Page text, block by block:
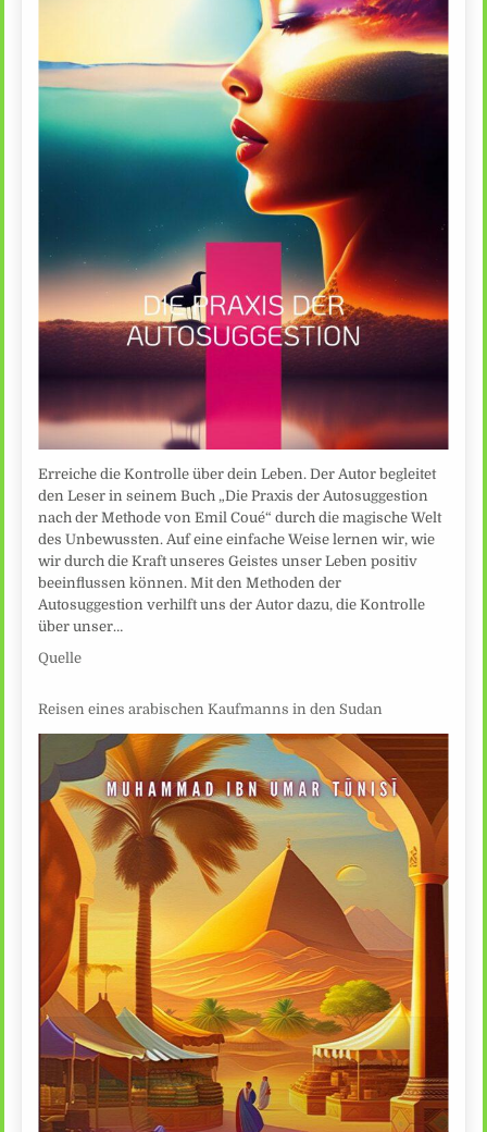
Erreiche die Kontrolle über dein Leben. Der Autor begleitet
den Leser in seinem Buch „Die Praxis der Autosuggestion
nach der Methode von Emil Coué“ durch die magische Welt
des Unbewussten. Auf eine einfache Weise lernen wir, wie
wir durch die Kraft unseres Geistes unser Leben positiv
beeinflussen können. Mit den Methoden der
Autosuggestion verhilft uns der Autor dazu, die Kontrolle
über unser…
Quelle
Reisen eines arabischen Kaufmanns in den Sudan